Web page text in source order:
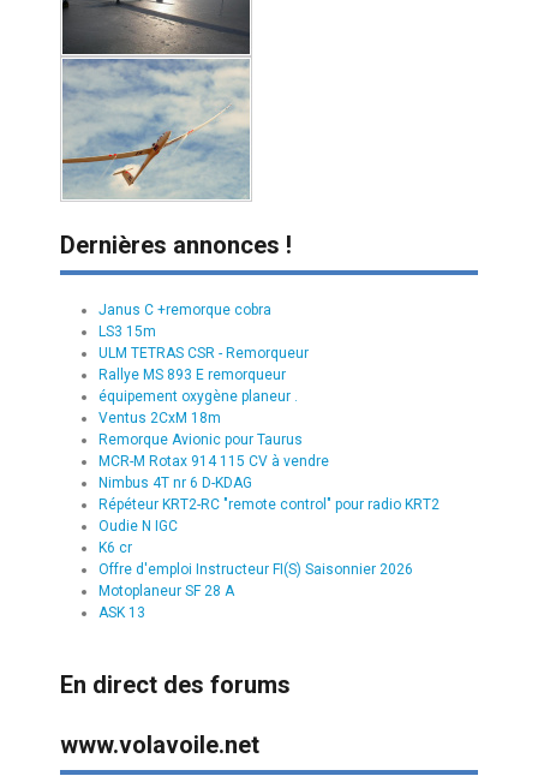
Dernières annonces !
Janus C +remorque cobra
LS3 15m
ULM TETRAS CSR - Remorqueur
Rallye MS 893 E remorqueur
équipement oxygène planeur .
Ventus 2CxM 18m
Remorque Avionic pour Taurus
MCR-M Rotax 914 115 CV à vendre
Nimbus 4T nr 6 D-KDAG
Répéteur KRT2-RC "remote control" pour radio KRT2
Oudie N IGC
K6 cr
Offre d'emploi Instructeur FI(S) Saisonnier 2026
Motoplaneur SF 28 A
ASK 13
En direct des forums
www.volavoile.net